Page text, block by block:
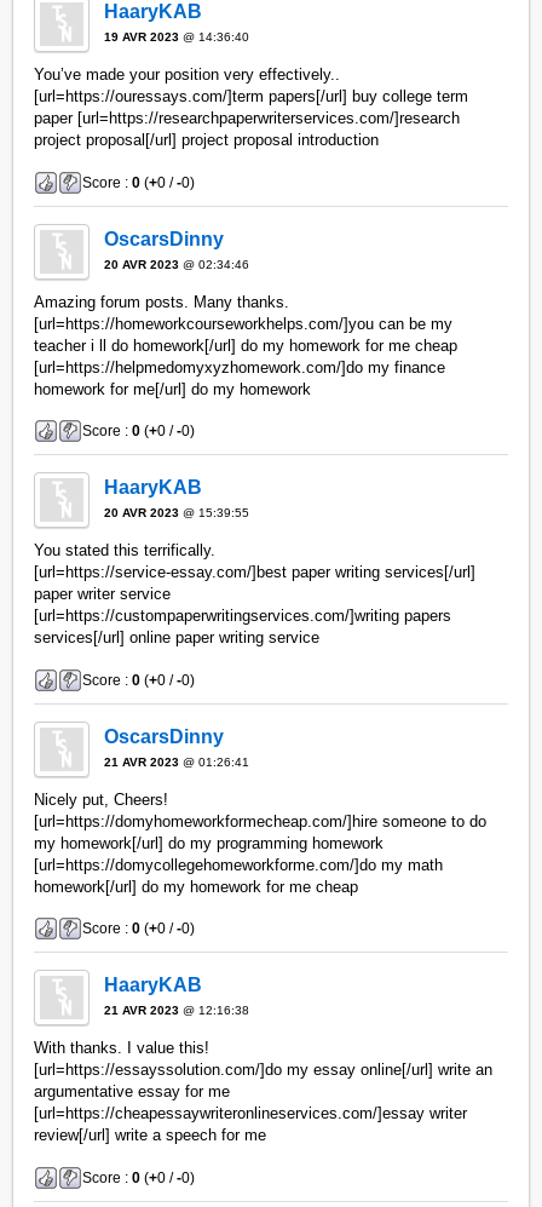
HaaryKAB
19 AVR 2023 @ 14:36:40
You’ve made your position very effectively..
[url=https://ouressays.com/]term papers[/url] buy college term
paper [url=https://researchpaperwriterservices.com/]research
project proposal[/url] project proposal introduction
Score :0 (+0 /-0)
OscarsDinny
20 AVR 2023 @ 02:34:46
Amazing forum posts. Many thanks.
[url=https://homeworkcourseworkhelps.com/]you can be my
teacher i ll do homework[/url] do my homework for me cheap
[url=https://helpmedomyxyzhomework.com/]do my finance
homework for me[/url] do my homework
Score :0 (+0 /-0)
HaaryKAB
20 AVR 2023 @ 15:39:55
You stated this terrifically.
[url=https://service-essay.com/]best paper writing services[/url]
paper writer service
[url=https://custompaperwritingservices.com/]writing papers
services[/url] online paper writing service
Score :0 (+0 /-0)
OscarsDinny
21 AVR 2023 @ 01:26:41
Nicely put, Cheers!
[url=https://domyhomeworkformecheap.com/]hire someone to do
my homework[/url] do my programming homework
[url=https://domycollegehomeworkforme.com/]do my math
homework[/url] do my homework for me cheap
Score :0 (+0 /-0)
HaaryKAB
21 AVR 2023 @ 12:16:38
With thanks. I value this!
[url=https://essayssolution.com/]do my essay online[/url] write an
argumentative essay for me
[url=https://cheapessaywriteronlineservices.com/]essay writer
review[/url] write a speech for me
Score :0 (+0 /-0)